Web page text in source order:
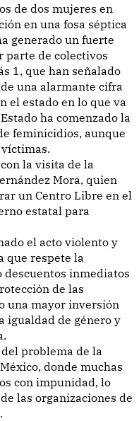
en una fosa séptica
generado un fuerte
parte de colectivos
1, que han señalado
una alarmante cifra
el estado en lo que va
ha comenzado la
feminicidios, aunque
la visita de la
Mora, quien
un Centro Libre en el
estatal para
el acto violento y
que respete la
descuentos inmediatos
de las
una mayor inversión
igualdad de género y
problema de la
donde muchas
con impunidad, lo
las organizaciones de